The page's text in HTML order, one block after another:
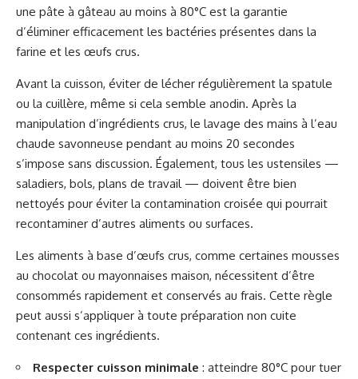
une pâte à gâteau au moins à 80°C est la garantie
d’éliminer efficacement les bactéries présentes dans la
farine et les œufs crus.
Avant la cuisson, éviter de lécher régulièrement la spatule
ou la cuillère, même si cela semble anodin. Après la
manipulation d’ingrédients crus, le lavage des mains à l’eau
chaude savonneuse pendant au moins 20 secondes
s’impose sans discussion. Également, tous les ustensiles —
saladiers, bols, plans de travail — doivent être bien
nettoyés pour éviter la contamination croisée qui pourrait
recontaminer d’autres aliments ou surfaces.
Les aliments à base d’œufs crus, comme certaines mousses
au chocolat ou mayonnaises maison, nécessitent d’être
consommés rapidement et conservés au frais. Cette règle
peut aussi s’appliquer à toute préparation non cuite
contenant ces ingrédients.
Respecter cuisson minimale : atteindre 80°C pour tuer